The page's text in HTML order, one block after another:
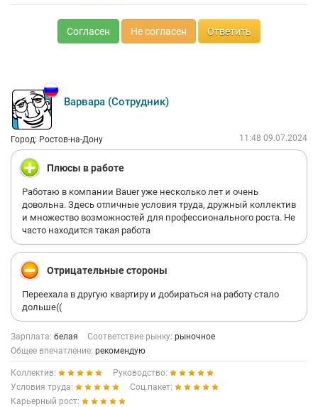
Согласен Не согласен Ответить
Варвара (Сотрудник)
Город: Ростов-на-Дону 11:48 09.07.2024
Плюсы в работе
Работаю в компании Bauer уже несколько лет и очень
довольна. Здесь отличные условия труда, дружный коллектив
и множество возможностей для профессионального роста. Не
часто находится такая работа
Отрицательные стороны
Переехала в другую квартиру и добираться на работу стало
дольше((
Зарплата: белая Соответствие рынку: рыночное
Общее впечатление: рекомендую
Коллектив:
Руководство:
Условия труда:
Соц.пакет:
Карьерный рост: